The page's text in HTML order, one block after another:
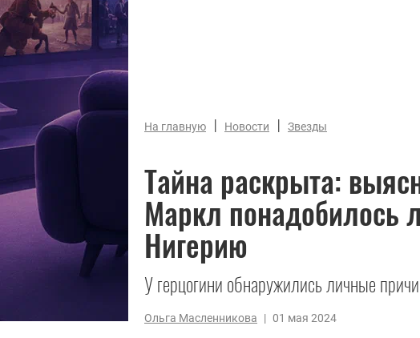
На главную | Новости | Звезды
Тайна раскрыта:
Маркл понадобилось
Нигерию
У герцогини обнаружились личные
Ольга Масленникова | 01 мая 2024